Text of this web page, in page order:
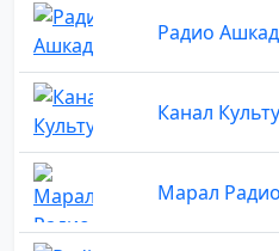
Радио
Канал
Марал